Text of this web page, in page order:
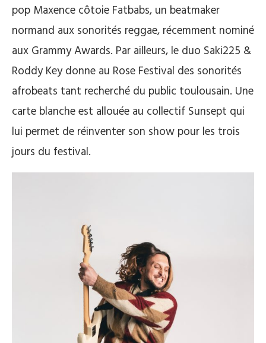
pop Maxence côtoie Fatbabs, un beatmaker
normand aux sonorités reggae, récemment nominé
aux Grammy Awards. Par ailleurs, le duo Saki225 &
Roddy Key donne au Rose Festival des sonorités
afrobeats tant recherché du public toulousain. Une
carte blanche est allouée au collectif Sunsept qui
lui permet de réinventer son show pour les trois
jours du festival.